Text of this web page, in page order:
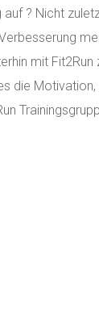
auf ? Nicht
mit Fit2Run
die Motivation,